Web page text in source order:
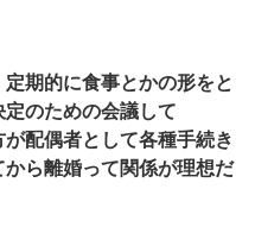
期的に食事とかの形をと
のための会議して
配偶者として各種手続き
ら離婚って関係が理想だ